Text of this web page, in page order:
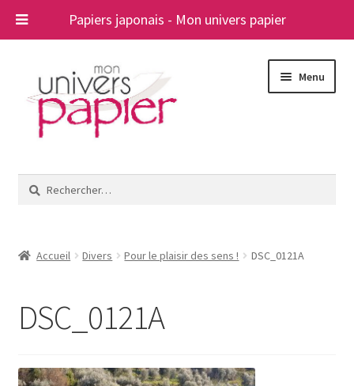
Papiers japonais - Mon univers papier
navigation
contenu
Menu
le
A propos
Rechercher :
Accueil Divers Pour le plaisir des sens ! DSC_0121A
DSC_0121A